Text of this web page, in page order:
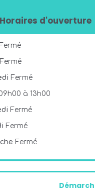
Horaires d'ouverture
Fermé
Fermé
Fermé
à 13h00
Fermé
Fermé
Fermé